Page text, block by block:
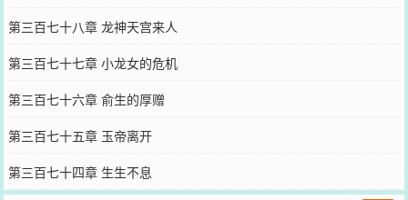
第三百七十八章 龙神天宫来人
第三百七十七章 小龙女的危机
第三百七十六章 俞生的厚赠
第三百七十五章 玉帝离开
第三百七十四章 生生不息